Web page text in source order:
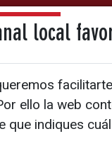
establecer La
local
ello la web
que indiques